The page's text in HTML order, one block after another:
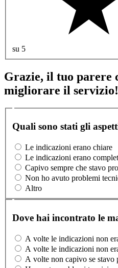
su 5
Grazie, il tuo parere
migliorare il servizio!
Quali sono stati gli
Le indicazioni erano chiare
Le indicazioni erano
Capivo sempre che stavo
Non ho avuto problemi
Altro
Dove hai incontrato le
A volte le indicazioni non
A volte le indicazioni non
A volte non capivo se stavo